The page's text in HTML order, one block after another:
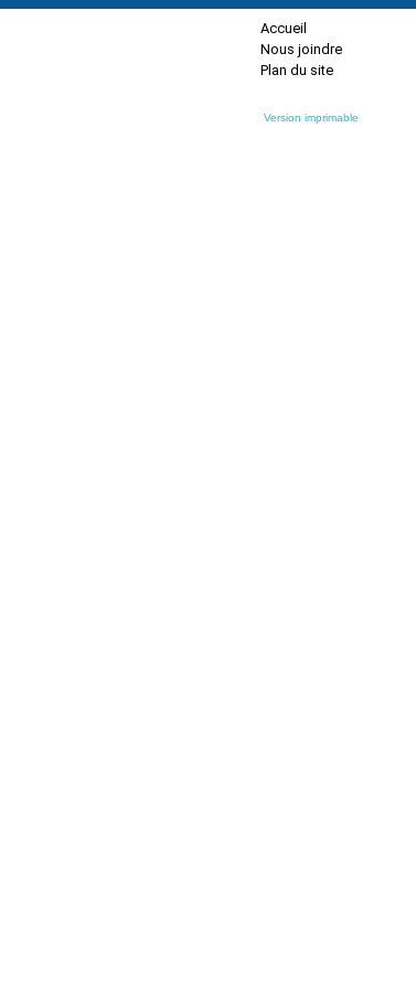
Accueil
Nous joindre
Plan du site
Version imprimable